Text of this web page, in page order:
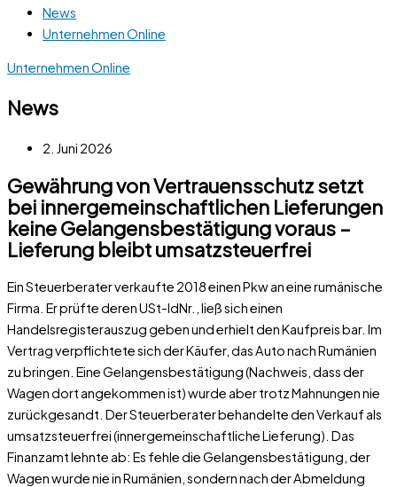
News
Unternehmen Online
Unternehmen Online
News
2. Juni 2026
Gewährung von Vertrauensschutz setzt
bei innergemeinschaftlichen Lieferungen
keine Gelangensbestätigung voraus –
Lieferung bleibt umsatzsteuerfrei
Ein Steuerberater verkaufte 2018 einen Pkw an eine rumänische
Firma. Er prüfte deren USt-IdNr., ließ sich einen
Handelsregisterauszug geben und erhielt den Kaufpreis bar. Im
Vertrag verpflichtete sich der Käufer, das Auto nach Rumänien
zu bringen. Eine Gelangensbestätigung (Nachweis, dass der
Wagen dort angekommen ist) wurde aber trotz Mahnungen nie
zurückgesandt. Der Steuerberater behandelte den Verkauf als
umsatzsteuerfrei (innergemeinschaftliche Lieferung). Das
Finanzamt lehnte ab: Es fehle die Gelangensbestätigung, der
Wagen wurde nie in Rumänien, sondern nach der Abmeldung